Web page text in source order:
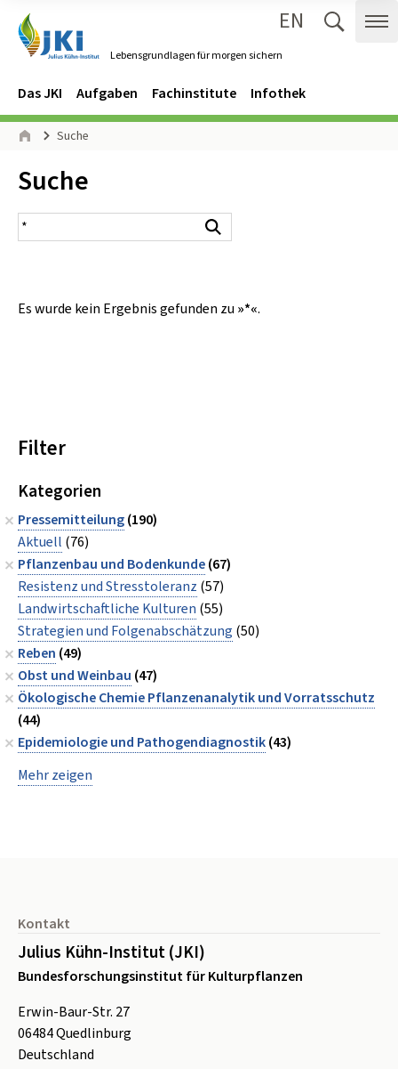
Lebensgrundlagen für morgen sichern
EN
Navigation
Hauptmenü
Das JKI Aufgaben Fachinstitute Infothek
Seitenpfad
Suche
Inhalt:
Suche
Suchergebnis
Es wurde kein Ergebnis gefunden zu »*«.
Filter
Kategorien
Pressemitteilung(190)
Aktuell (76)
Pflanzenbau und Bodenkunde(67)
Resistenz und Stresstoleranz (57)
Landwirtschaftliche Kulturen (55)
Strategien und Folgenabschätzung (50)
Reben (49)
Obst und Weinbau (47)
Ökologische Chemie Pflanzenanalytik und Vorratsschutz
(44)
Epidemiologie und Pathogendiagnostik(43)
Mehr zeigen
Kontakt
Julius Kühn-Institut (JKI)
Bundesforschungsinstitut für Kulturpflanzen
Erwin-Baur-Str. 27
06484Quedlinburg
Deutschland